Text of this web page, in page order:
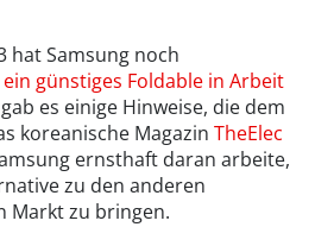
hat Samsung noch
günstiges Foldable in Arbeit
es einige Hinweise, die dem
koreanische Magazin TheElec
ernsthaft daran arbeite,
zu den anderen
Markt zu bringen.